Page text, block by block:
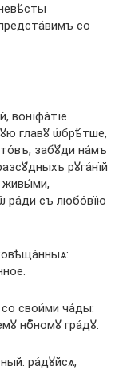
со
вонїфа́тїе
главꙋ̀ ѡ҆брѣ́тше,
забꙋ́ди на́мъ
рꙋга́нїй
живы́ми,
ра́ди съ любо́вїю
свои́ми ча́ды:
нбⷭ҇номꙋ гра́дꙋ.
ра́дꙋйсѧ,